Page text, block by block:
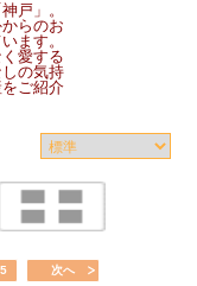
戸」。
らのお
ます。
愛する
の気持
ご紹介
5 次へ